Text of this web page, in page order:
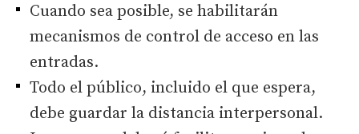
Cuando sea posible, se habilitarán
mecanismos de control de acceso en las
entradas.
Todo el público, incluido el que espera,
debe guardar la distancia interpersonal.